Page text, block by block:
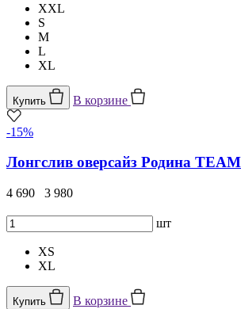
XXL
S
M
L
XL
Купить В корзине
-15%
Лонгслив оверсайз Родина
4 690 3 980
шт
XS
XL
Купить В корзине